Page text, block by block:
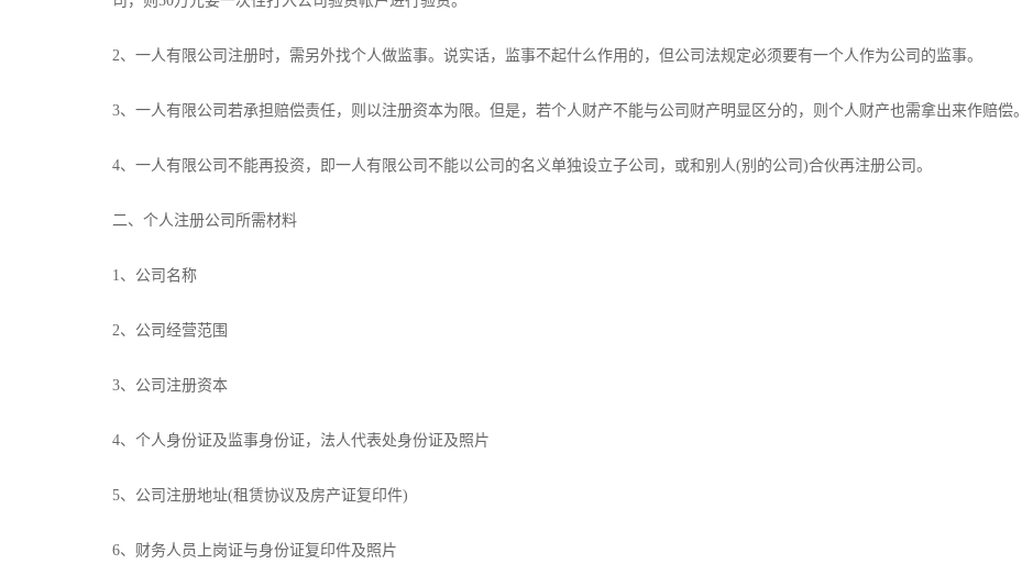
2、一人有限公司注册时，需另外找个人做监事。说实话，监事不起什么作用的，但公司法规定必须要有一个人作为公司的监事。
3、一人有限公司若承担赔偿责任，则以注册资本为限。但是，若个人财产不能与公司财产明显区分的，则个人财产也需拿出来作赔偿。
4、一人有限公司不能再投资，即一人有限公司不能以公司的名义单独设立子公司，或和别人(别的公司)合伙再注册公司。
二、个人注册公司所需材料
1、公司名称
2、公司经营范围
3、公司注册资本
4、个人身份证及监事身份证，法人代表处身份证及照片
5、公司注册地址(租赁协议及房产证复印件)
6、财务人员上岗证与身份证复印件及照片